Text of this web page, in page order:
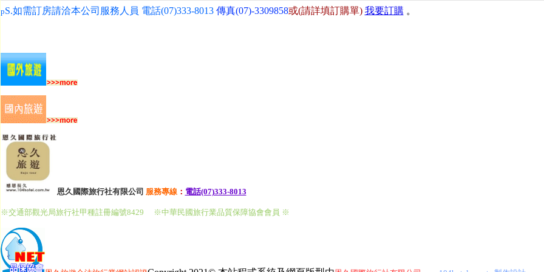
pS.如需訂房請洽本公司服務人員 電話(07)333-8013 傳真(07)-3309858或(請詳填訂購單) 我要訂購。
恩久國際旅行社有限公司 服務專線： 電話(07)333-8013
※交通部觀光局旅行社甲種註冊編號8429 ※中華民國旅行業品質保障協會會員 ※